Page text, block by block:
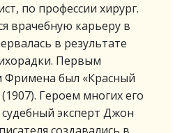
по профессии хирург.
врачебную карьеру в
в результате
Первым
был «Красный
Героем многих его
эксперт Джон